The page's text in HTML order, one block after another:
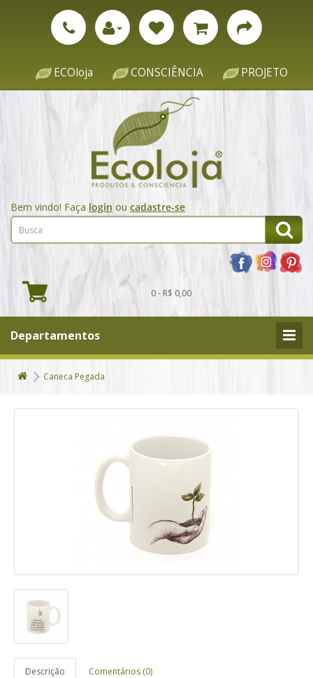
ECOloja CONSCIÊNCIA PROJETO
Bem vindo! Faça login ou cadastre-se
0 - R$ 0,00
Departamentos
Caneca Pegada
Descrição Comentários (0)